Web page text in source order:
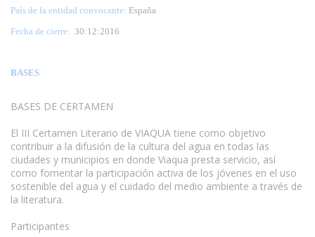
País de la entidad convocante: España
Fecha de cierre: 30:12:2016
BASES
BASES DE CERTAMEN
El III Certamen Literario de VIAQUA tiene como objetivo
contribuir a la difusión de la cultura del agua en todas las
ciudades y municipios en donde Viaqua presta servicio, así
como fomentar la participación activa de los jóvenes en el uso
sostenible del agua y el cuidado del medio ambiente a través de
la literatura.
Participantes